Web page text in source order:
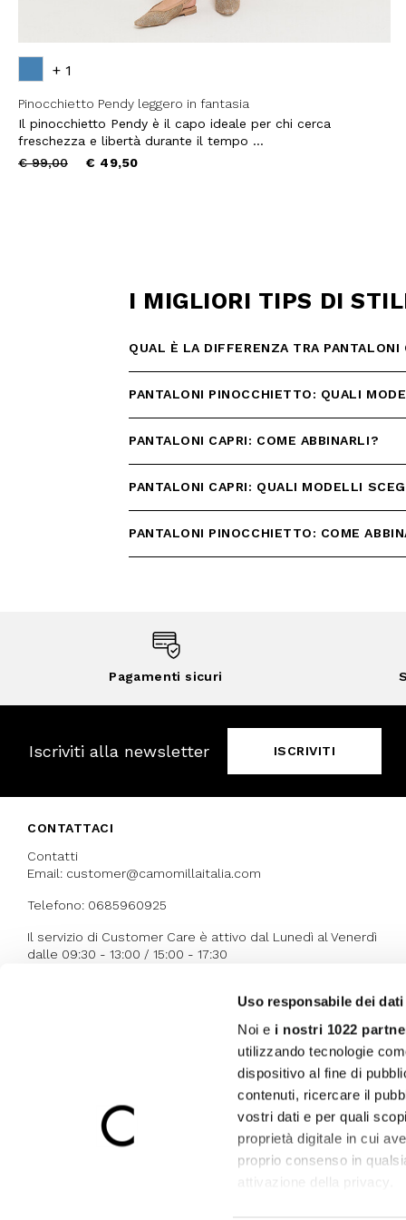
Uso responsabile dei dati
Noi e i nostri 1022
utilizzando tecnologie
dispositivo al fine di
contenuti, ricercare il
vostri dati e per quali
proprietà digitale in cui
proprio consenso in
+ 1
Pinocchietto Pendy leggero in fantasia
Il pinocchietto Pendy è il capo ideale per chi cerca
freschezza e libertà durante il tempo ...
Price
€ 99,00to € 49,50
I MIGLIORI TIPS DI
QUAL È LA DIFFERENZA TRA
PANTALONI PINOCCHIETTO: QUALI
PANTALONI CAPRI: COME ABBINARLI?
PANTALONI CAPRI: QUALI MODELLI
PANTALONI PINOCCHIETTO: COME
Pagamenti sicuri
Iscriviti alla newsletter ISCRIVITI
CONTATTACI
Contatti
Email: customer@camomillaitalia.com
Telefono: 0685960925
Il servizio di Customer Care è attivo dal Lunedì al Venerdì
dalle 09:30 - 13:00 / 15:00 - 17:30